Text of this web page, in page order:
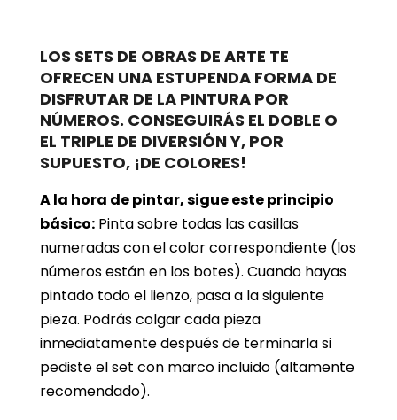
LOS SETS DE OBRAS DE ARTE TE
OFRECEN UNA ESTUPENDA FORMA DE
DISFRUTAR DE LA PINTURA POR
NÚMEROS. CONSEGUIRÁS EL DOBLE O
EL TRIPLE DE DIVERSIÓN Y, POR
SUPUESTO, ¡DE COLORES!
A la hora de pintar, sigue este principio
básico: Pinta sobre todas las casillas
numeradas con el color correspondiente (los
números están en los botes). Cuando hayas
pintado todo el lienzo, pasa a la siguiente
pieza. Podrás colgar cada pieza
inmediatamente después de terminarla si
pediste el set con marco incluido (altamente
recomendado).